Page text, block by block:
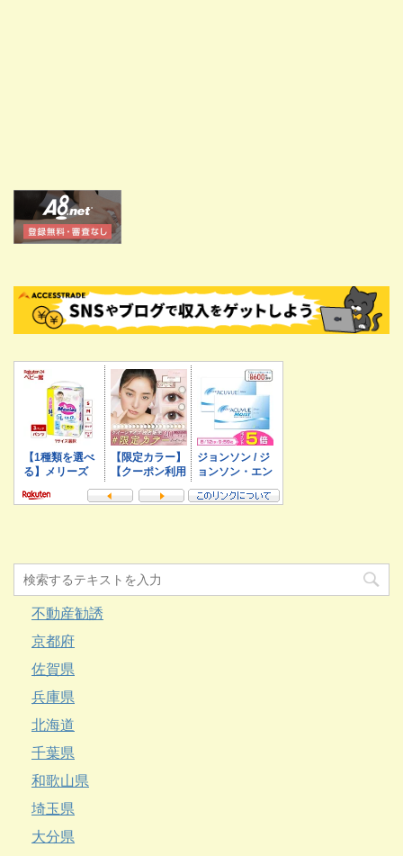
不動産勧誘
京都府
佐賀県
兵庫県
北海道
千葉県
和歌山県
埼玉県
大分県